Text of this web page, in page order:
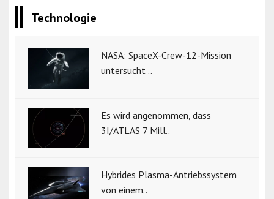
Technologie
NASA: SpaceX-Crew-12-Mission
untersucht ..
Es wird angenommen, dass
3I/ATLAS 7 Mill..
Hybrides Plasma-Antriebssystem
von einem..